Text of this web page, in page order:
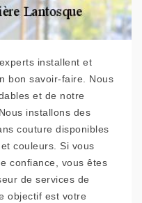
installent et
bon savoir-faire. Nous
et de notre
installons des
couture disponibles
couleurs. Si vous
confiance, vous êtes
de services de
objectif est votre